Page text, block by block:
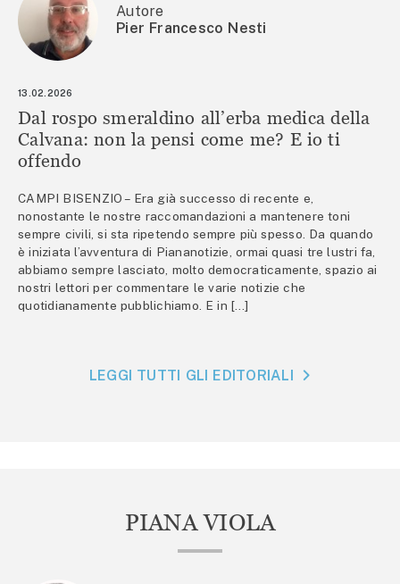
Autore
Pier Francesco Nesti
13.02.2026
Dal rospo smeraldino all’erba medica della
Calvana: non la pensi come me? E io ti
offendo
CAMPI BISENZIO – Era già successo di recente e,
nonostante le nostre raccomandazioni a mantenere toni
sempre civili, si sta ripetendo sempre più spesso. Da quando
è iniziata l’avventura di Piananotizie, ormai quasi tre lustri fa,
abbiamo sempre lasciato, molto democraticamente, spazio ai
nostri lettori per commentare le varie notizie che
quotidianamente pubblichiamo. E in […]
LEGGI TUTTI GLI EDITORIALI
PIANA VIOLA